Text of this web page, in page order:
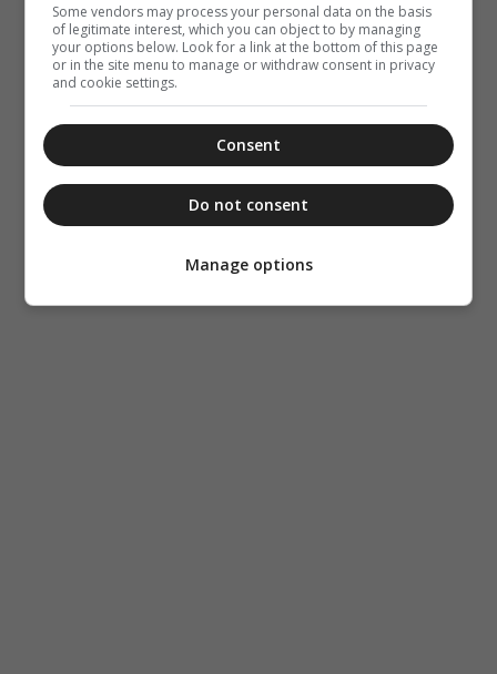
Some vendors may process your personal data on the basis
of legitimate interest, which you can object to by managing
your options below. Look for a link at the bottom of this page
or in the site menu to manage or withdraw consent in privacy
and cookie settings.
Consent
Do not consent
Manage options